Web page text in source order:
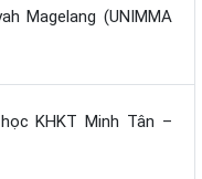
Magelang (UNIMMA
KHKT Minh Tân –